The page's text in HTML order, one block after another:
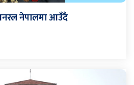
नेपालमा आउँदै